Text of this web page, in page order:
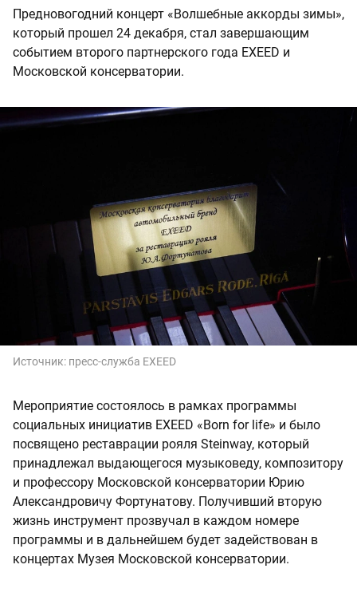
Предновогодний концерт «Волшебные аккорды зимы»,
который прошел 24 декабря, стал завершающим
событием второго партнерского года EXEED и
Московской консерватории.
Источник: пресс-служба EXEED
Мероприятие состоялось в рамках программы
социальных инициатив EXEED «Born for life» и было
посвящено реставрации рояля Steinway, который
принадлежал выдающегося музыковеду, композитору
и профессору Московской консерватории Юрию
Александровичу Фортунатову. Получивший вторую
жизнь инструмент прозвучал в каждом номере
программы и в дальнейшем будет задействован в
концертах Музея Московской консерватории.